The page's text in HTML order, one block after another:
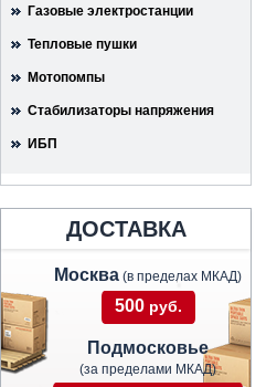
Газовые электростанции
Тепловые пушки
Мотопомпы
Стабилизаторы напряжения
ИБП
ДОСТАВКА
Москва (в пределах МКАД)
500 руб.
Подмосковье
(за пределами МКАД)